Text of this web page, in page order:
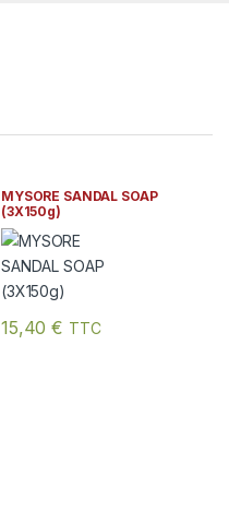
MYSORE SANDAL SOAP
(3X150g)
15,40€ TTC